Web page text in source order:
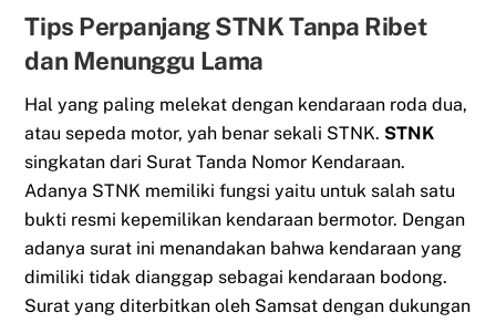
Tips Perpanjang STNK Tanpa Ribet
dan Menunggu Lama
Hal yang paling melekat dengan kendaraan roda dua,
atau sepeda motor, yah benar sekali STNK. STNK
singkatan dari Surat Tanda Nomor Kendaraan.
Adanya STNK memiliki fungsi yaitu untuk salah satu
bukti resmi kepemilikan kendaraan bermotor. Dengan
adanya surat ini menandakan bahwa kendaraan yang
dimiliki tidak dianggap sebagai kendaraan bodong.
Surat yang diterbitkan oleh Samsat dengan dukungan